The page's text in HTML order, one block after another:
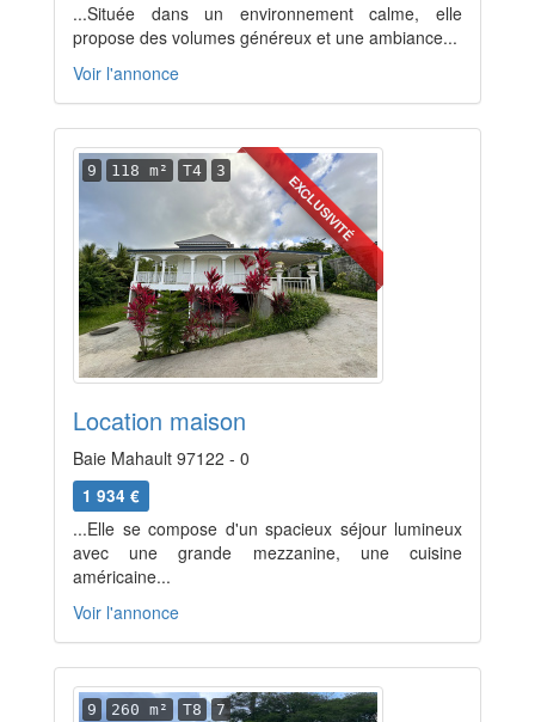
...Située dans un environnement calme, elle
propose des volumes généreux et une ambiance...
Voir l'annonce
EXCLUSIVITÉ
9 118 m² T4 3
Location maison
Baie Mahault 97122 - 0
1 934 €
...Elle se compose d'un spacieux séjour lumineux
avec une grande mezzanine, une cuisine
américaine...
Voir l'annonce
9 260 m² T8 7